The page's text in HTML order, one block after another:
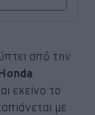
από την
εκείνο το
με